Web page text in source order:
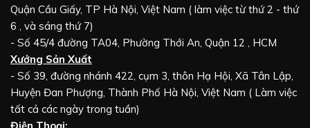
Quận Cầu Giấy, TP Hà Nội, Việt Nam ( làm việc từ thứ 2 - thứ
6 , và sáng thứ 7)
- Số 45/4 đường TA04, Phường Thới An, Quận 12 , HCM
Xưởng Sản Xuất
- Số 39, đường nhánh 422, cụm 3, thôn Hạ Hội, Xã Tân Lập,
Huyện Đan Phượng, Thành Phố Hà Nội, Việt Nam ( Làm việc
tất cả các ngày trong tuần)
Điện Thoại: